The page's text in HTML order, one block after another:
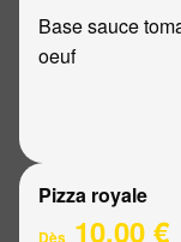
Base sauce
oeuf
Pizza royale
Dès 10.00 €